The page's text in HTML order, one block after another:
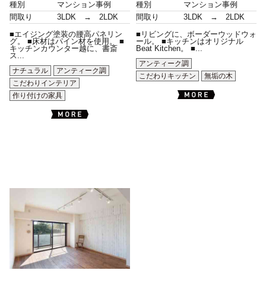
種別
マンション事例
間取り
3LDK → 2LDK
■エイジング塗装の腰高パネリン
グ。 ■床材はパイン材を使用。 ■
キッチンカウンター越に、書斎
ス...
ナチュラル
アンティーク調
こだわりインテリア
作り付けの家具
種別
マンション事例
間取り
3LDK → 2LDK
■リビングに、ボーダーウッドウォ
ール。 ■キッチンはオリジナル
Beat Kitchen。 ■...
アンティーク調
こだわりキッチン
無垢の木